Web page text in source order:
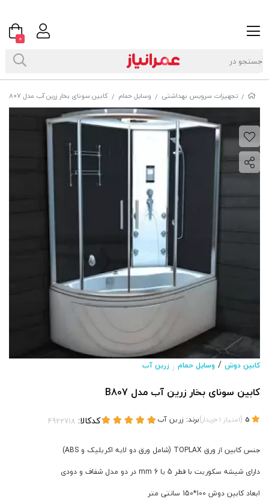
/ تجهیزات سرویس بهداشتی / وسایل حمام / کابین سونای بخار زرین آب مدل B807
کابین دوش / وسایل حمام / زرین آب
کابین سونای بخار زرین آب مدل B807
(امتیاز 1خریدار)برند: زرین آب کدکالا:
جنس کابین از ورق TOPLAX (شامل ورق دو لایه اکریلیک و ABS)
دارای شیشه سکوریت با قطر 5 یا 6 mm در دو مدل شفاف و دودی
ابعاد کابین دوش 100*150 سانتی متر
0